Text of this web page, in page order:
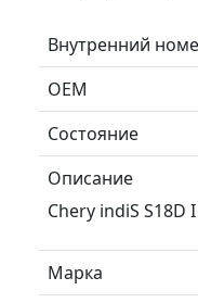
Внутренний
ОЕМ
Состояние
Описание
Chery indiS S18D
Марка